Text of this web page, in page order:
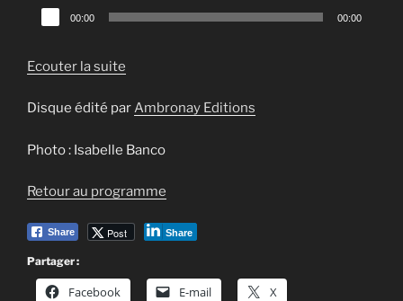
Lecteur
audio
00:00 00:00
Ecouter la suite
Disque édité parAmbronay Editions
Photo : Isabelle Banco
Retour au programme
Share Post Share
Partager :
Facebook E-mail X